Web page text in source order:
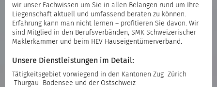
wir unser Fachwissen um Sie in allen Belangen rund um Ihre
Liegenschaft aktuell und umfassend beraten zu können.
Erfahrung kann man nicht lernen – profitieren Sie davon. Wir
sind Mitglied in den Berufsverbänden, SMK Schweizerischer
Maklerkammer und beim HEV Hauseigentümerverband.
Unsere Dienstleistungen im Detail:
Tätigkeitsgebiet vorwiegend in den Kantonen Zug Zürich
Thurgau Bodensee und der Ostschweiz